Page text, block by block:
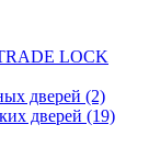
LOCK
дверей (2)
дверей (19)